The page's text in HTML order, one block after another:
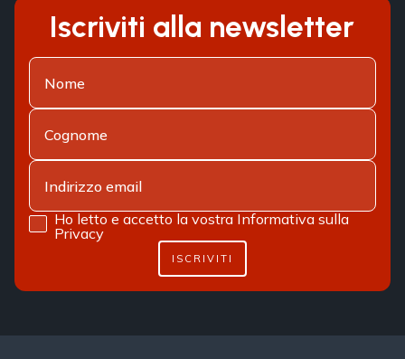
Iscriviti alla newsletter
Ho letto e accetto la vostra Informativa sulla
Privacy
ISCRIVITI